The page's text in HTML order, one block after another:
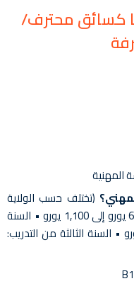
كسائق محترف/
المهنية
(تختلف حسب الولاية
الفيدرالية): • السنة الأولى من التدريب: 660 يورو إلى 1,100 يورو • السنة
من التدريب: 754 يورو إلى 1,195 يورو • السنة الثالثة من التدريب: